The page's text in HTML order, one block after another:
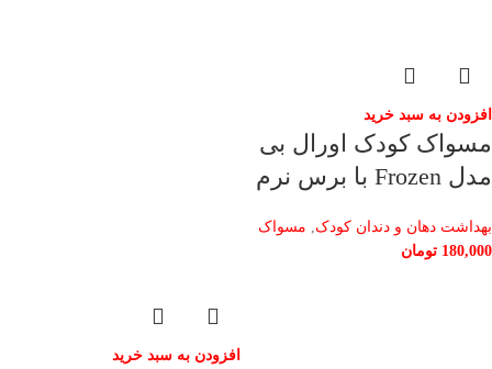
افزودن به سبد خرید
مسواک کودک اورال بی
مدل Frozen با برس نرم
بهداشت دهان و دندان کودک, مسواک
180,000 تومان
افزودن به سبد خرید